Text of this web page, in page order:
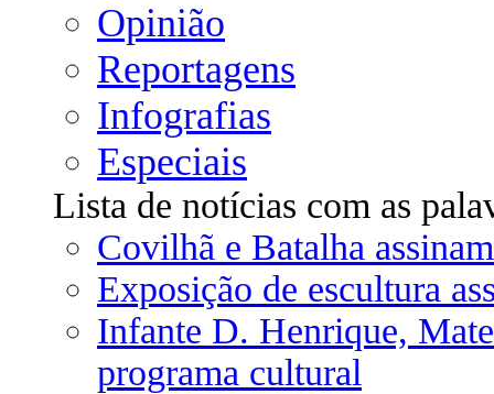
Opinião
Reportagens
Infografias
Especiais
Lista de notícias com as
Covilhã e Batalha
Exposição de escultura
Infante D. Henrique,
programa cultural